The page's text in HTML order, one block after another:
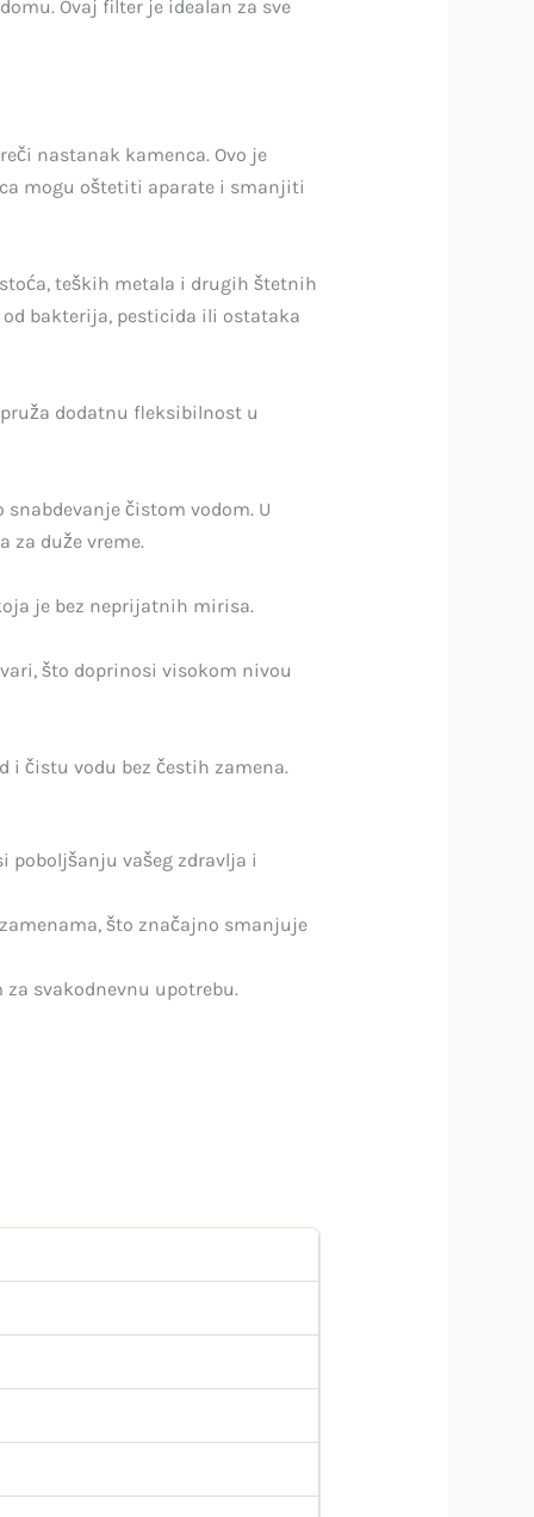
Ovaj filter je idealan za sve
nastanak kamenca. Ovo je
mogu oštetiti aparate i smanjiti
teških metala i drugih štetnih
bakterija, pesticida ili ostataka
dodatnu fleksibilnost u
čistom vodom. U
za duže vreme.
je bez neprijatnih mirisa.
što doprinosi visokom nivou
i čistu vodu bez čestih zamena.
vašeg zdravlja i
što značajno smanjuje
svakodnevnu upotrebu.